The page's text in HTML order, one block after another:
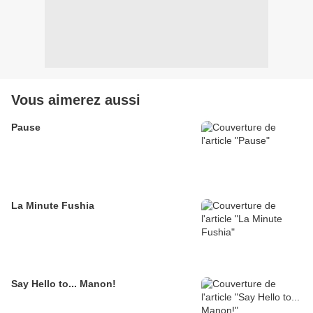
Vous aimerez aussi
Pause
La Minute Fushia
Say Hello to... Manon!